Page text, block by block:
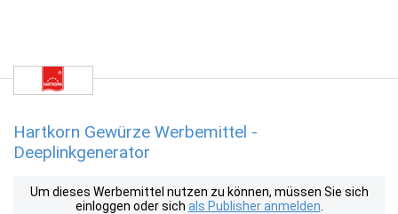
Hartkorn Gewürze Werbemittel -
Deeplinkgenerator
Um dieses Werbemittel nutzen zu können, müssen Sie sich
einloggen oder sich als Publisher anmelden